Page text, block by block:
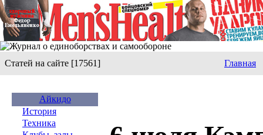
Статей на сайте [17561] Главная
Айкидо
История
Техника